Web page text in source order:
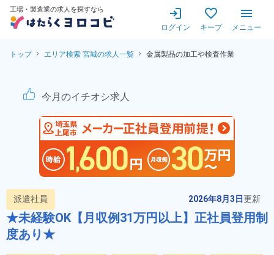
工場・製造業の求人を探すなら
ログイン キープ メニュー
トップ エリア検索 宮城の求人一覧 金属製品の加工や検査作業
金属製品の加工や検査作業
今月のイチオシ求人
派遣社員 2026年8月3日更新
★未経験OK【月収例31万円以上】正社員登用制
度あり★